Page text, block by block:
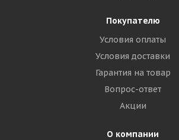
Покупателю
Условия оплаты
Условия доставки
Гарантия на товар
Вопрос-ответ
Акции
О компании